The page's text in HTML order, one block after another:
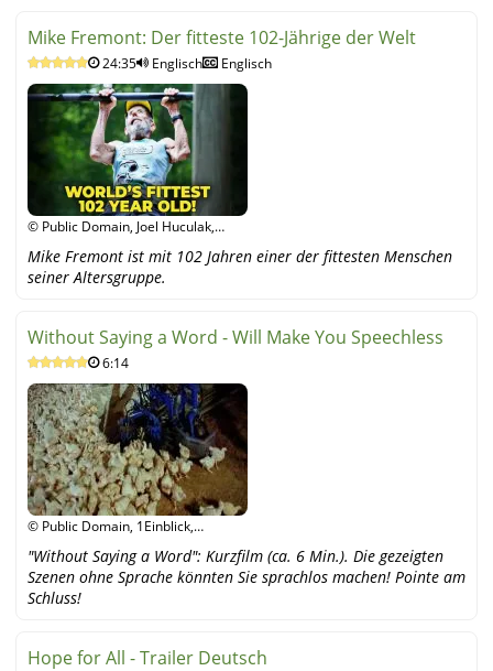
Mike Fremont: Der fitteste 102-Jährige der Welt
24:35 Englisch Englisch
© Public Domain, Joel Huculak,
Mike Fremont ist mit 102 Jahren einer der fittesten Menschen
seiner Altersgruppe.
Without Saying a Word - Will Make You Speechless
6:14
© Public Domain, 1Einblick,
"Without Saying a Word": Kurzfilm (ca. 6 Min.). Die gezeigten
Szenen ohne Sprache könnten Sie sprachlos machen! Pointe am
Schluss!
Hope for All - Trailer Deutsch